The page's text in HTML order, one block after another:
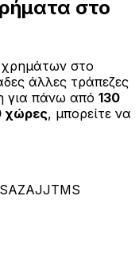
στο
χρημάτων στο
άλλες τράπεζες
για πάνω από 130
χώρες, μπορείτε να